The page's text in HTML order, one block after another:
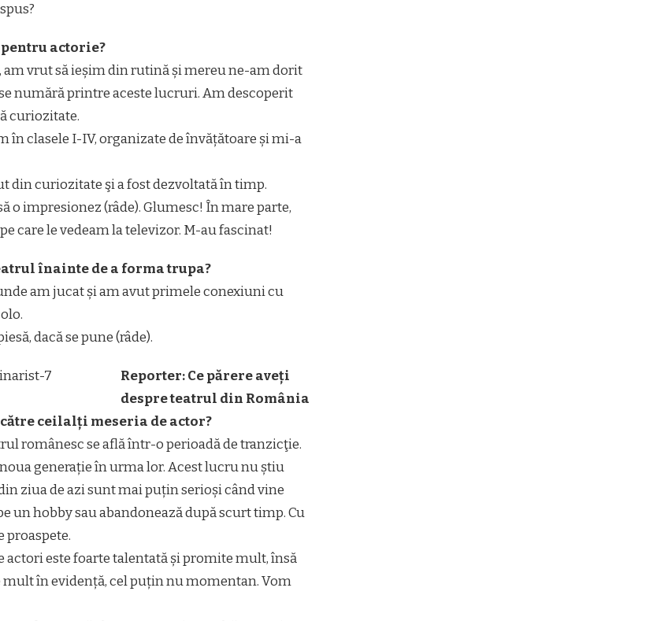
actorie?
am vrut să ieșim din rutină și mereu ne-am dorit
numără printre aceste lucruri. Am descoperit
curiozitate.
în clasele I-IV, organizate de învățătoare și mi-a
din curiozitate şi a fost dezvoltată în timp.
o impresionez (râde). Glumesc! În mare parte,
care le vedeam la televizor. M-au fascinat!
înainte de a forma trupa?
am jucat și am avut primele conexiuni cu
dacă se pune (râde).
Reporter: Ce părere aveți
despre teatrul din România
ceilalți meseria de actor?
românesc se află într-o perioadă de tranzicţie.
generație în urma lor. Acest lucru nu știu
ziua de azi sunt mai puțin serioși când vine
un hobby sau abandonează după scurt timp. Cu
proaspete.
actori este foarte talentată și promite mult, însă
în evidență, cel puțin nu momentan. Vom